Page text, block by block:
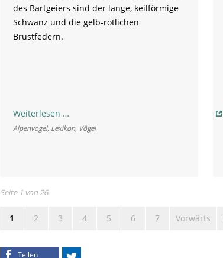
des Bartgeiers sind der lange, keilförmige
Schwanz und die gelb-rötlichen
Brustfedern.
Weiterlesen …Bartgeier
Alpenvögel, Lexikon, Vögel
Seite 1 von 26
1 2 3 4 5 6 7 Vorwärts
Teilen